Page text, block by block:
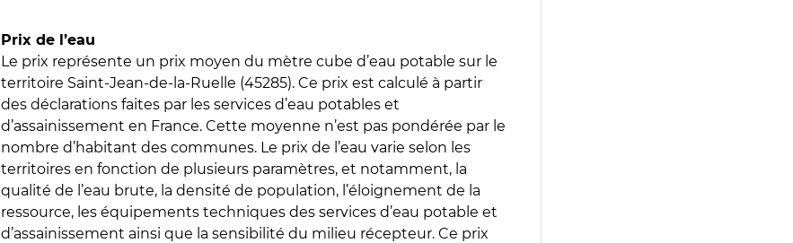
Prix de l’eau
Le prix représente un prix moyen du mètre cube d’eau potable sur le
territoire Saint-Jean-de-la-Ruelle (45285). Ce prix est calculé à partir
des déclarations faites par les services d’eau potables et
d’assainissement en France. Cette moyenne n’est pas pondérée par le
nombre d’habitant des communes. Le prix de l’eau varie selon les
territoires en fonction de plusieurs paramètres, et notamment, la
qualité de l’eau brute, la densité de population, l’éloignement de la
ressource, les équipements techniques des services d’eau potable et
d’assainissement ainsi que la sensibilité du milieu récepteur. Ce prix